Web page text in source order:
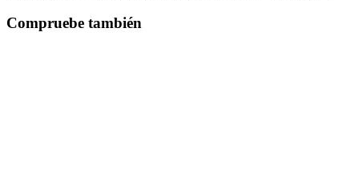
Compruebe también